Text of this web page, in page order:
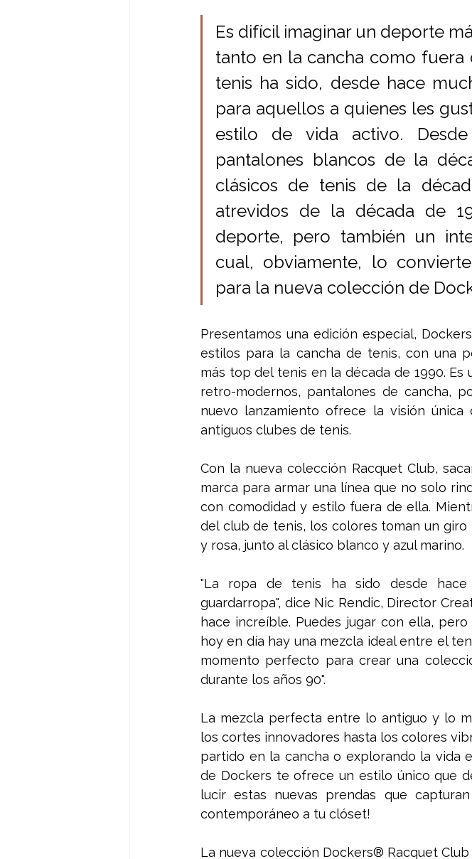
Es difícil imaginar un deporte
tanto en la cancha como
tenis ha sido, desde hace
para aquellos a quienes les
estilo de vida activo.
pantalones blancos de la
clásicos de tenis de la
atrevidos de la década de
deporte, pero también un
cual, obviamente, lo
para la nueva colección de
Presentamos una edición especial,
estilos para la cancha de tenis, con una
más top del tenis en la década de 1990.
retro-modernos, pantalones de cancha,
nuevo lanzamiento ofrece la visión
antiguos clubes de tenis.
Con la nueva colección Racquet Club,
marca para armar una línea que no solo
con comodidad y estilo fuera de ella.
del club de tenis, los colores toman un
y rosa, junto al clásico blanco y azul marino.
"La ropa de tenis ha sido desde
guardarropa", dice Nic Rendic, Director
hace increíble. Puedes jugar con ella,
hoy en día hay una mezcla ideal entre el
momento perfecto para crear una
durante los años 90".
La mezcla perfecta entre lo antiguo y lo
los cortes innovadores hasta los colores
partido en la cancha o explorando la vida
de Dockers te ofrece un estilo único que
lucir estas nuevas prendas que
contemporáneo a tu clóset!
La nueva colección Dockers® Racquet